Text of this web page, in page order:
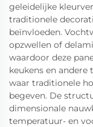
geleidelijke
traditionele
beïnvloeden.
opzwellen of
waardoor deze
keukens en
waar traditionele
begeven. De
dimensionale
temperatuur- en